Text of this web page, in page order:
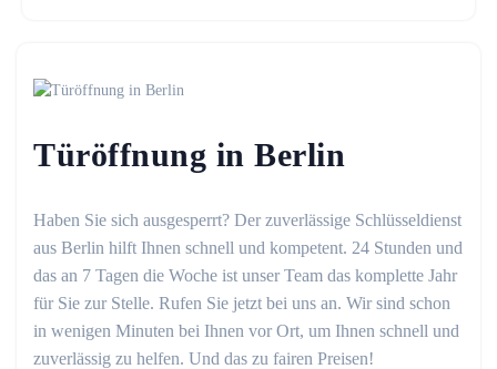
Türöffnung in Berlin
Haben Sie sich ausgesperrt? Der zuverlässige Schlüsseldienst
aus Berlin hilft Ihnen schnell und kompetent. 24 Stunden und
das an 7 Tagen die Woche ist unser Team das komplette Jahr
für Sie zur Stelle. Rufen Sie jetzt bei uns an. Wir sind schon
in wenigen Minuten bei Ihnen vor Ort, um Ihnen schnell und
zuverlässig zu helfen. Und das zu fairen Preisen!